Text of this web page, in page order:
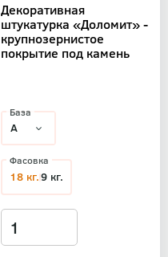
Декоративная
штукатурка «Доломит» -
крупнозернистое
покрытие под камень
База
Фасовка
18 кг.9 кг.